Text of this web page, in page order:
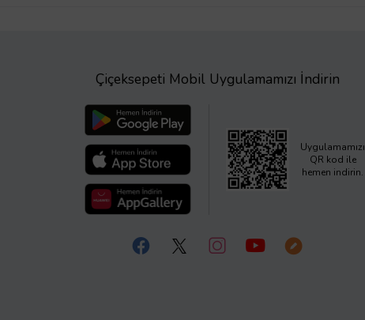
Çiçeksepeti Mobil Uygulamamızı İndirin
Uygulamamızı
QR kod ile
hemen indirin.